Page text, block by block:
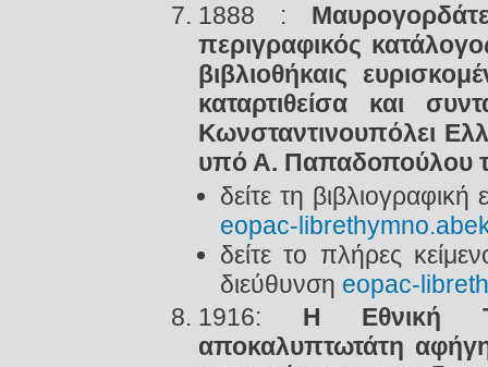
1888 :
περιγραφικός
βιβλιοθήκαις
καταρτιθείσα και
Κωνσταντινουπόλει
υπό Α. Παπαδοπούλου
δείτε τη
eopac-
δείτε το πλήρες
διεύθυνση eopac-
1916: Η Εθνική
αποκαλυπτωτάτη